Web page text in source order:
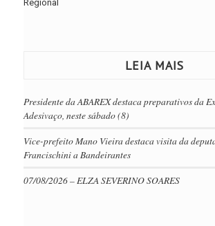
Regional
LEIA MAIS
Presidente da ABAREX destaca preparativos da
Adesivaço, neste sábado (8)
Vice-prefeito Mano Vieira destaca visita da
Francischini a Bandeirantes
07/08/2026 – ELZA SEVERINO SOARES